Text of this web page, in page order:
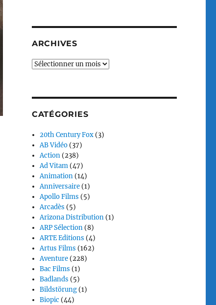
ARCHIVES
Archives
CATÉGORIES
20th Century Fox (3)
AB Vidéo (37)
Action (238)
Ad Vitam (47)
Animation (14)
Anniversaire (1)
Apollo Films (5)
Arcadès (5)
Arizona Distribution (1)
ARP Sélection (8)
ARTE Editions (4)
Artus Films (162)
Aventure (228)
Bac Films (1)
Badlands (5)
Bildstörung (1)
Biopic (44)